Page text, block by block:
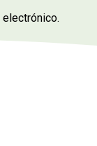
electrónico.